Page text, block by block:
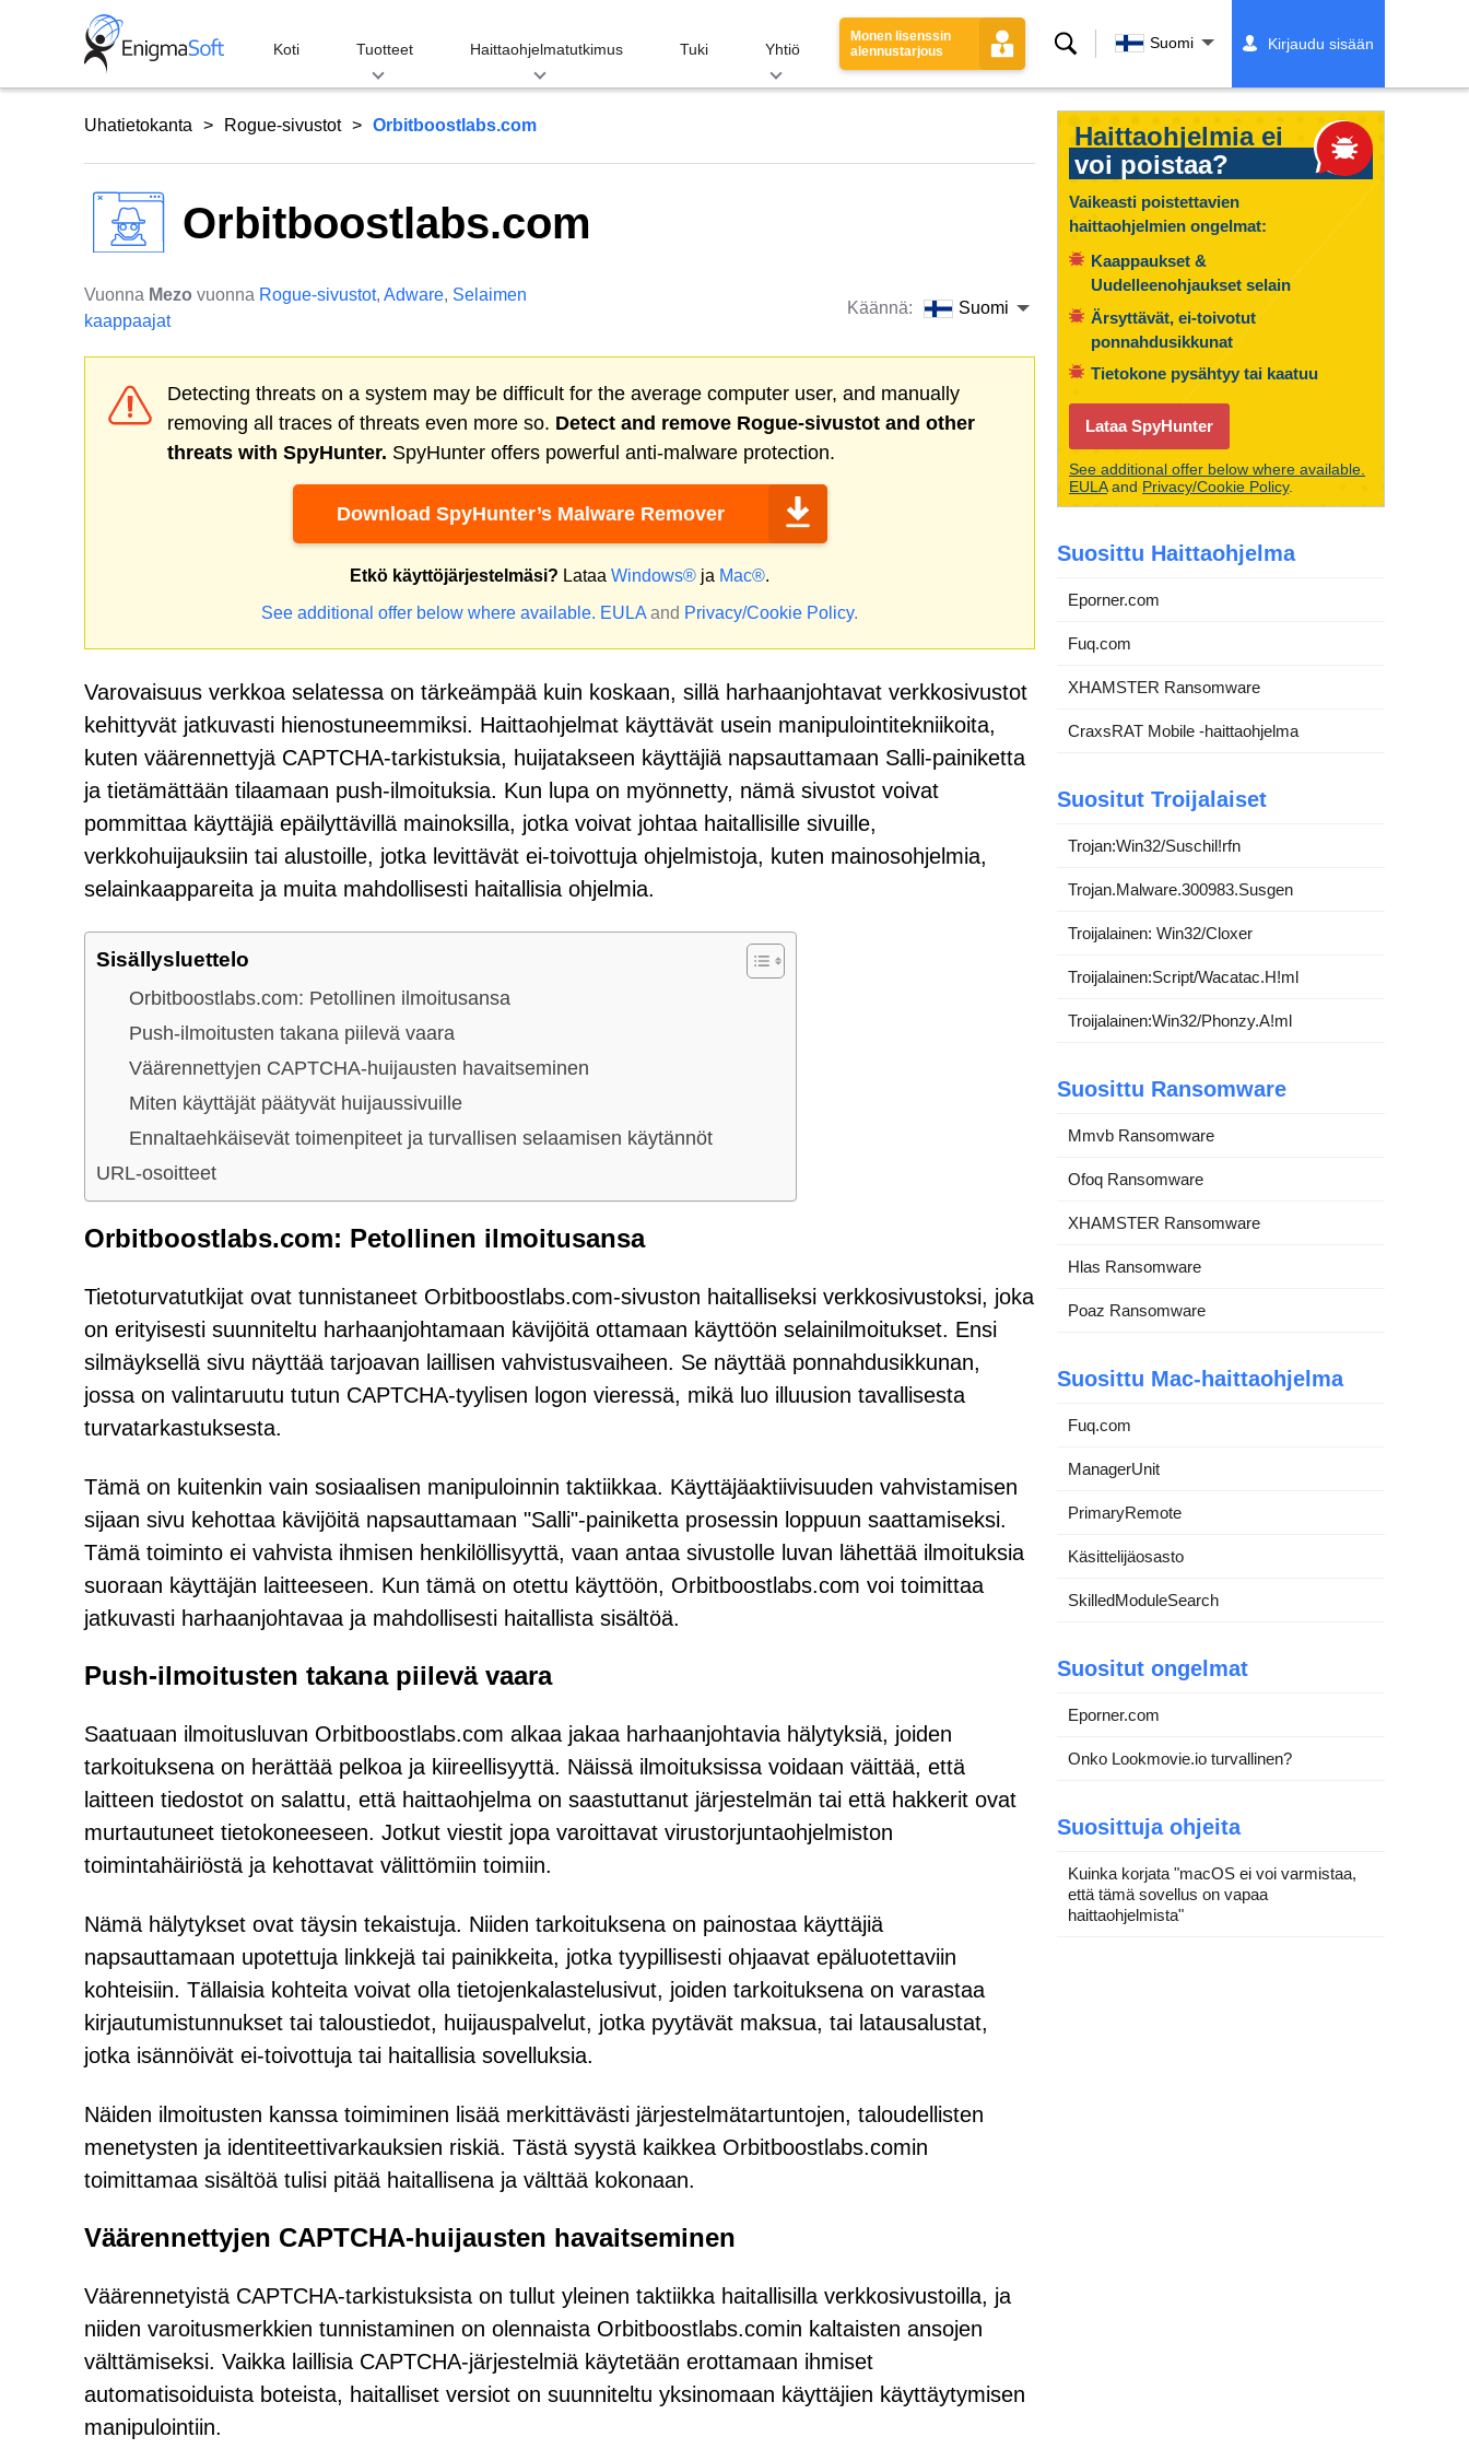
Koti Tuotteet Haittaohjelmatutkimus Tuki Yhtiö
Monen lisenssin
alennustarjous
Hae Suomi Kirjaudu sisään
Uhatietokanta Rogue-sivustot Orbitboostlabs.com
Orbitboostlabs.com
Vuonna Mezo vuonna Rogue-sivustot, Adware, Selaimen
kaappaajat
Käännä: Suomi
Detecting threats on a system may be difficult for the average computer user, and manually
removing all traces of threats even more so. Detect and remove Rogue-sivustot and other
threats with SpyHunter. SpyHunter offers powerful anti-malware protection.
Download SpyHunter’s Malware Remover
Etkö käyttöjärjestelmäsi? Lataa Windows® ja Mac®.
See additional offer below where available. EULA and Privacy/Cookie Policy.
Varovaisuus verkkoa selatessa on tärkeämpää kuin koskaan, sillä harhaanjohtavat verkkosivustot
kehittyvät jatkuvasti hienostuneemmiksi. Haittaohjelmat käyttävät usein manipulointitekniikoita,
kuten väärennettyjä CAPTCHA-tarkistuksia, huijatakseen käyttäjiä napsauttamaan Salli-painiketta
ja tietämättään tilaamaan push-ilmoituksia. Kun lupa on myönnetty, nämä sivustot voivat
pommittaa käyttäjiä epäilyttävillä mainoksilla, jotka voivat johtaa haitallisille sivuille,
verkkohuijauksiin tai alustoille, jotka levittävät ei-toivottuja ohjelmistoja, kuten mainosohjelmia,
selainkaappareita ja muita mahdollisesti haitallisia ohjelmia.
Sisällysluettelo
Orbitboostlabs.com: Petollinen ilmoitusansa
Push-ilmoitusten takana piilevä vaara
Väärennettyjen CAPTCHA-huijausten havaitseminen
Miten käyttäjät päätyvät huijaussivuille
Ennaltaehkäisevät toimenpiteet ja turvallisen selaamisen käytännöt
URL-osoitteet
Orbitboostlabs.com: Petollinen ilmoitusansa
Tietoturvatutkijat ovat tunnistaneet Orbitboostlabs.com-sivuston haitalliseksi verkkosivustoksi, joka
on erityisesti suunniteltu harhaanjohtamaan kävijöitä ottamaan käyttöön selainilmoitukset. Ensi
silmäyksellä sivu näyttää tarjoavan laillisen vahvistusvaiheen. Se näyttää ponnahdusikkunan,
jossa on valintaruutu tutun CAPTCHA-tyylisen logon vieressä, mikä luo illuusion tavallisesta
turvatarkastuksesta.
Tämä on kuitenkin vain sosiaalisen manipuloinnin taktiikkaa. Käyttäjäaktiivisuuden vahvistamisen
sijaan sivu kehottaa kävijöitä napsauttamaan "Salli"-painiketta prosessin loppuun saattamiseksi.
Tämä toiminto ei vahvista ihmisen henkilöllisyyttä, vaan antaa sivustolle luvan lähettää ilmoituksia
suoraan käyttäjän laitteeseen. Kun tämä on otettu käyttöön, Orbitboostlabs.com voi toimittaa
jatkuvasti harhaanjohtavaa ja mahdollisesti haitallista sisältöä.
Push-ilmoitusten takana piilevä vaara
Saatuaan ilmoitusluvan Orbitboostlabs.com alkaa jakaa harhaanjohtavia hälytyksiä, joiden
tarkoituksena on herättää pelkoa ja kiireellisyyttä. Näissä ilmoituksissa voidaan väittää, että
laitteen tiedostot on salattu, että haittaohjelma on saastuttanut järjestelmän tai että hakkerit ovat
murtautuneet tietokoneeseen. Jotkut viestit jopa varoittavat virustorjuntaohjelmiston
toimintahäiriöstä ja kehottavat välittömiin toimiin.
Nämä hälytykset ovat täysin tekaistuja. Niiden tarkoituksena on painostaa käyttäjiä
napsauttamaan upotettuja linkkejä tai painikkeita, jotka tyypillisesti ohjaavat epäluotettaviin
kohteisiin. Tällaisia kohteita voivat olla tietojenkalastelusivut, joiden tarkoituksena on varastaa
kirjautumistunnukset tai taloustiedot, huijauspalvelut, jotka pyytävät maksua, tai latausalustat,
jotka isännöivät ei-toivottuja tai haitallisia sovelluksia.
Näiden ilmoitusten kanssa toimiminen lisää merkittävästi järjestelmätartuntojen, taloudellisten
menetysten ja identiteettivarkauksien riskiä. Tästä syystä kaikkea Orbitboostlabs.comin
toimittamaa sisältöä tulisi pitää haitallisena ja välttää kokonaan.
Väärennettyjen CAPTCHA-huijausten havaitseminen
Väärennetyistä CAPTCHA-tarkistuksista on tullut yleinen taktiikka haitallisilla verkkosivustoilla, ja
niiden varoitusmerkkien tunnistaminen on olennaista Orbitboostlabs.comin kaltaisten ansojen
välttämiseksi. Vaikka laillisia CAPTCHA-järjestelmiä käytetään erottamaan ihmiset
automatisoiduista boteista, haitalliset versiot on suunniteltu yksinomaan käyttäjien käyttäytymisen
manipulointiin.
Haittaohjelmia ei
voi poistaa?
Vaikeasti poistettavien
haittaohjelmien ongelmat:
Kaappaukset &
Uudelleenohjaukset selain
Ärsyttävät, ei-toivotut
ponnahdusikkunat
Tietokone pysähtyy tai kaatuu
Lataa SpyHunter
See additional offer below where available.
EULAand Privacy/Cookie Policy.
Suosittu Haittaohjelma
Eporner.com
Fuq.com
XHAMSTER Ransomware
CraxsRAT Mobile -haittaohjelma
Suositut Troijalaiset
Trojan:Win32/Suschil!rfn
Trojan.Malware.300983.Susgen
Troijalainen: Win32/Cloxer
Troijalainen:Script/Wacatac.H!ml
Troijalainen:Win32/Phonzy.A!ml
Suosittu Ransomware
Mmvb Ransomware
Ofoq Ransomware
XHAMSTER Ransomware
Hlas Ransomware
Poaz Ransomware
Suosittu Mac-haittaohjelma
Fuq.com
ManagerUnit
PrimaryRemote
Käsittelijäosasto
SkilledModuleSearch
Suositut ongelmat
Eporner.com
Onko Lookmovie.io turvallinen?
Suosittuja ohjeita
Kuinka korjata "macOS ei voi varmistaa,
että tämä sovellus on vapaa
haittaohjelmista"